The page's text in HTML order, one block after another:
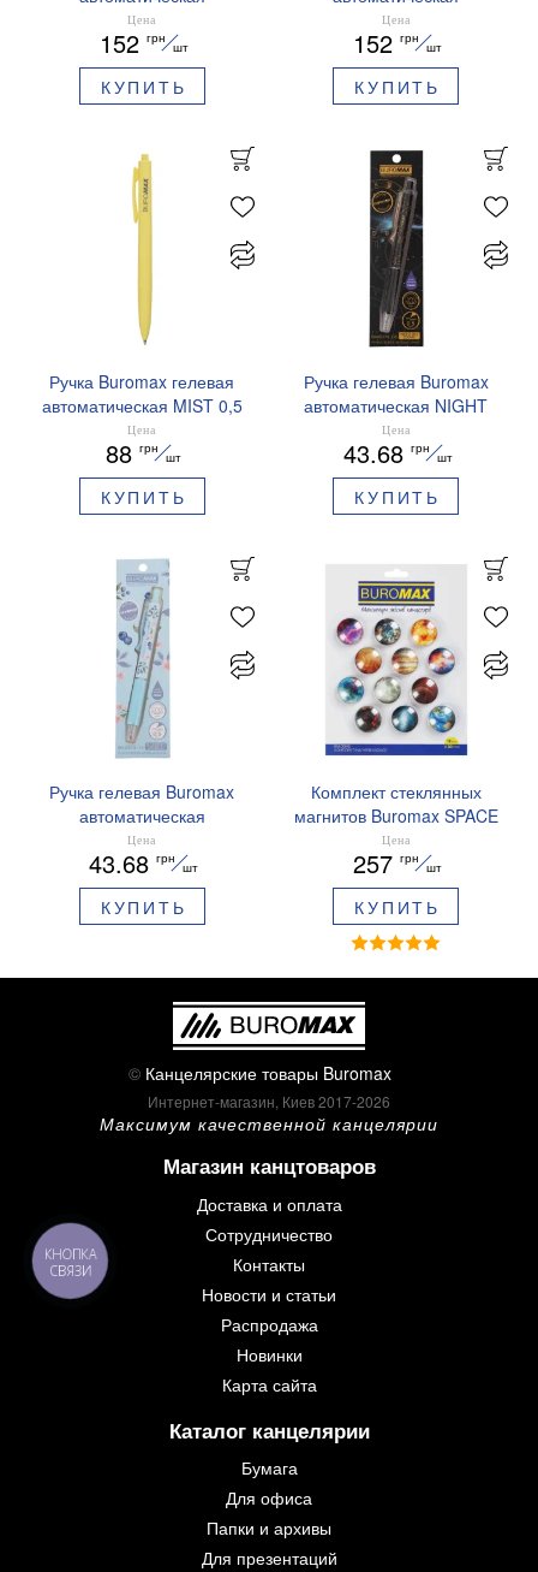
PRESTIGE SILVER 0,5 мм
синие чернила BM.83102
Цена
152 грн
шт
КУПИТЬ
PRESTIGE GOLD 0,5 мм
синие чернила BM.83101
Цена
152 грн
шт
КУПИТЬ
Ручка Buromax гелевая
автоматическая MIST 0,5
мм синие чернила
BM.83103
Цена
88 грн
шт
КУПИТЬ
Ручка гелевая Buromax
автоматическая NIGHT
SKY ZODIAC 0.5 мм
ароматизированный грипп
синие чернила BM.8379-
01
Цена
43.68 грн
шт
КУПИТЬ
Ручка гелевая Buromax
автоматическая
ARABESKI 0.5 мм
ароматизированный грипп
синие чернила в блистере
BM.8379-02
Цена
43.68 грн
шт
КУПИТЬ
Комплект стеклянных
магнитов Buromax SPACE
12 шт 30 мм BM.0048
Цена
257 грн
шт
КУПИТЬ
© Канцелярские товары Buromax
Интернет-магазин, Киев 2017-2026
Максимум качественной канцелярии
Магазин канцтоваров
Доставка и оплата
Сотрудничество
Контакты
Новости и статьи
Распродажа
Новинки
Карта сайта
Каталог канцелярии
Бумага
Для офиса
Папки и архивы
Для презентаций
КНОПКА
СВЯЗИ